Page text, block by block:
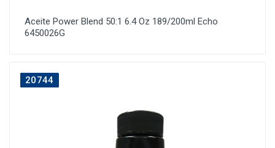
Aceite Power Blend 50:1 6.4 Oz 189/200ml Echo
6450026G
20744